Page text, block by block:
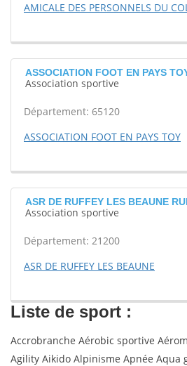
AMICALE DES PERSONNELS DU
ASSOCIATION FOOT EN PAYS
Association sportive
Département: 65120
ASSOCIATION FOOT EN PAYS TOY
ASR DE RUFFEY LES BEAUNE
Association sportive
Département: 21200
ASR DE RUFFEY LES BEAUNE
Liste de sport :
Accrobranche Aérobic sportive
Agility Aikido Alpinisme Apnée Aqua